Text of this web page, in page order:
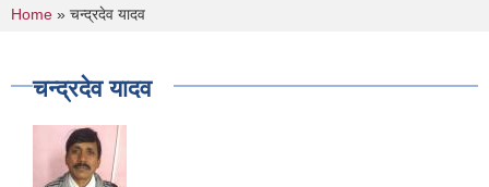
You are here
Home » चन्द्रदेव यादव
चन्द्रदेव यादव